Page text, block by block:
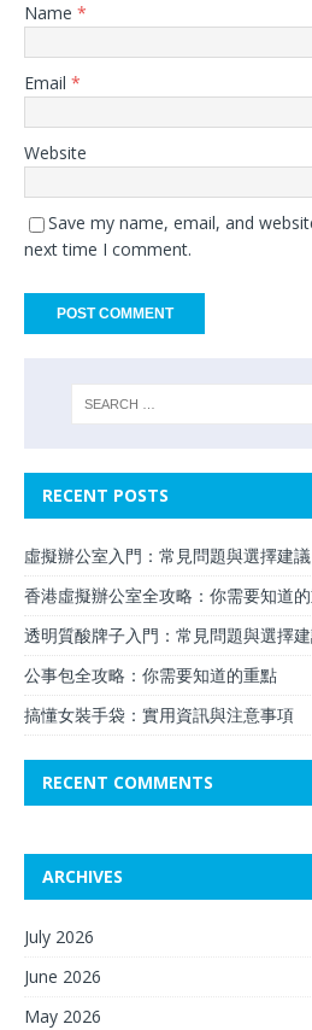
Name *
Email *
Website
Save my name, email, and
next time I comment.
RECENT POSTS
虛擬辦公室入門：常見問題與選擇建議
香港虛擬辦公室全攻略：你需要知道
透明質酸牌子入門：常見問題與選擇
公事包全攻略：你需要知道的重點
搞懂女裝手袋：實用資訊與注意事項
RECENT COMMENTS
ARCHIVES
July 2026
June 2026
May 2026